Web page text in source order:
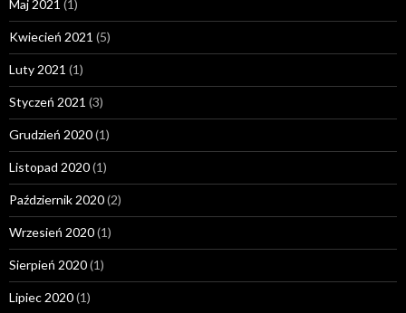
Maj 2021 (1)
Kwiecień 2021 (5)
Luty 2021 (1)
Styczeń 2021 (3)
Grudzień 2020(1)
Listopad 2020(1)
Październik 2020(2)
Wrzesień 2020(1)
Sierpień 2020(1)
Lipiec 2020(1)